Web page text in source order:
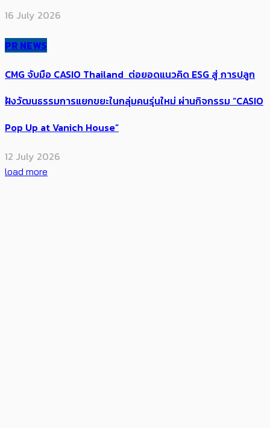
16 July 2026
PR NEWS
CMG จับมือ CASIO Thailand ต่อยอดแนวคิด ESG สู่ การปลูก
ฝังวัฒนธรรมการแยกขยะในกลุ่มคนรุ่นใหม่ ผ่านกิจกรรม “CASIO
Pop Up at Vanich House”
12 July 2026
load more